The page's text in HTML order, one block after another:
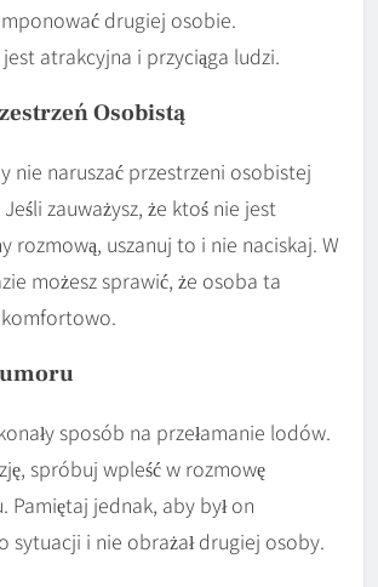
drugiej osobie.
atrakcyjna i przyciąga ludzi.
Osobistą
nie naruszać przestrzeni osobistej
zauważysz, że ktoś nie jest
rozmową, uszanuj to i nie naciskaj. W
możesz sprawić, że osoba ta
sposób na przełamanie lodów.
spróbuj wpleść w rozmowę
Pamiętaj jednak, aby był on
sytuacji i nie obrażał drugiej osoby.